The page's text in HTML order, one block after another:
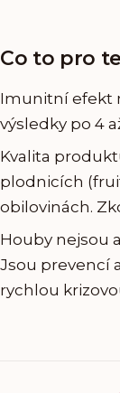
Co to pro
Imunitní efekt
výsledky po 4
Kvalita
plodnicích
obilovinách.
Houby nejsou
Jsou prevencí
rychlou